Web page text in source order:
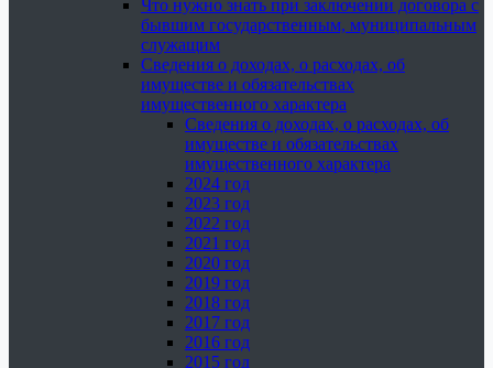
Что нужно знать при заключении договора с
бывшим государственным, муниципальным
служащим
Сведения о доходах, о расходах, об
имуществе и обязательствах
имущественного характера
Сведения о доходах, о расходах, об
имуществе и обязательствах
имущественного характера
2024 год
2023 год
2022 год
2021 год
2020 год
2019 год
2018 год
2017 год
2016 год
2015 год